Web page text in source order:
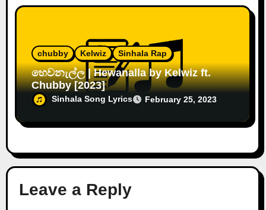
chubby Kelwiz Sinhala Rap
හෙවනැල්ල | Hewanalla by Kelwiz ft.
Chubby [2023]
Sinhala Song Lyrics February 25, 2023
Leave a Reply